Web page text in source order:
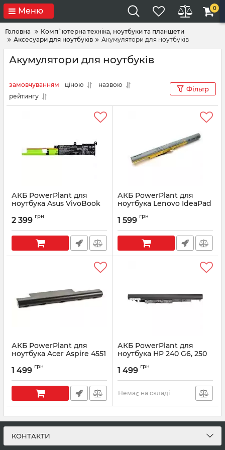
Меню 0
Головна
Комп`ютерна техніка, ноутбуки та планшети
Аксесуари для ноутбуків
Акумулятори для ноутбуків
Акумулятори для ноутбуків
замовчуванням ціною
назвою
рейтингу
Фільтр
АКБ PowerPlant для
ноутбука Asus VivoBook
3350mAh (NB431182)
Артикул: NB431182
2 399 грн
АКБ PowerPlant для
ноутбука Lenovo IdeaPad
14.4V 2600mAh
Артикул: NB00000298
1 599 грн
АКБ PowerPlant для
ноутбука Acer Aspire 4551
10.8V 4400mAh
Артикул: NB410132
1 499 грн
АКБ PowerPlant для
ноутбука HP 240 G6, 250
2200mAh (NB461264)
Артикул: NB461264
1 499 грн
Немає на складі
КОНТАКТИ